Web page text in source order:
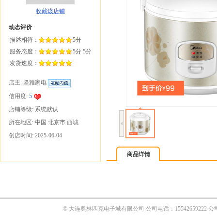
商品详情
© 大连奥林匹克电子城有限公司 公司电话：15542659222